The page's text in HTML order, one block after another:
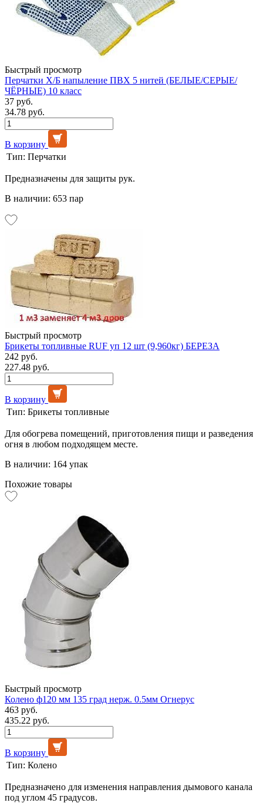
Быстрый просмотр
Перчатки Х/Б напыление ПВХ 5 нитей (БЕЛЫЕ/СЕРЫЕ/
ЧЁРНЫЕ) 10 класс
37 руб.
34.78 руб.
В корзину
Тип: Перчатки
Предназначены для защиты рук.
В наличии: 653 пар
Быстрый просмотр
Брикеты топливные RUF уп 12 шт (9,960кг) БЕРЕЗА
242 руб.
227.48 руб.
В корзину
Тип: Брикеты топливные
Для обогрева помещений, приготовления пищи и разведения
огня в любом подходящем месте.
В наличии: 164 упак
Похожие товары
Быстрый просмотр
Колено ф120 мм 135 град нерж. 0.5мм Огнерус
463 руб.
435.22 руб.
В корзину
Тип: Колено
Предназначено для изменения направления дымового канала
под углом 45 градусов.